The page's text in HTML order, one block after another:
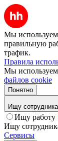
Мы
правильную
трафик.
Правила
Мы
файлов cookie
Понятно
Ищу сотрудника
Ищу работу
Ищу
Сервисы